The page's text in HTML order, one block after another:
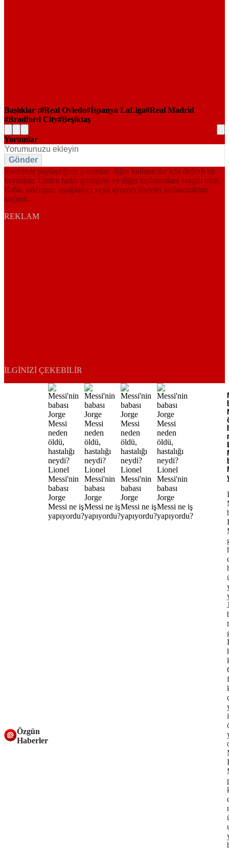
Başlıklar : Real Oviedo İspanya LaLiga Real Madrid
Bradford City Beşiktaş
Yorumlar
Gönder
Sitemizde paylaştığınız yorumlar, diğer kullanıcılar için değerli bir
kaynaktır. Lütfen farklı görüşlere ve diğer kullanıcılara saygılı olun.
Kaba, saldırgan, aşağılayıcı veya ayrımcı ifadeler kullanmaktan
kaçının.
REKLAM
İLGINIZI ÇEKEBILIR
Özgün
Haberler